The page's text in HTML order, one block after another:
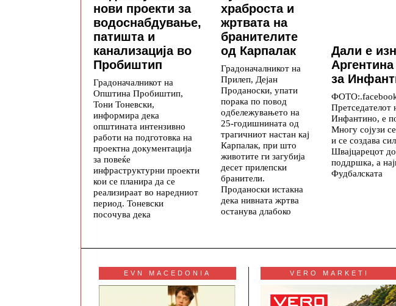
нови проекти за
водоснабдување,
патишта и
канализација во
Пробиштип
Градоначалникот на
Општина Пробиштип,
Тони Тоневски,
информира дека
општината интензивно
работи на подготовка на
проектна документација
за повеќе
инфраструктурни проекти
кои се планира да се
реализираат во наредниот
период. Тоневски
посочува дека
храброста и
жртвата на
бранителите
од Карпалак
Градоначалникот на
Прилеп, Дејан
Проданоски, упати
порака по повод
одбележувањето на
25-годишнината од
трагичниот настан кај
Карпалак, при што
животите ги загубија
десет прилепски
бранители.
Проданоски истакна
дека нивната жртва
останува длабоко
Дали е
за
Инфантино, е
Многу сојузи
и се создава
Швајцарецот
поддршка, а
Фудбалската
EVN MACEDONIA VERO MARKETI